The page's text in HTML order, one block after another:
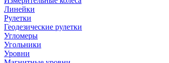
Линейки
Рулетки
Геодезические рулетки
Угломеры
Угольники
Уровни